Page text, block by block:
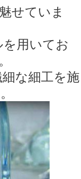
せていま
用いてお
な細工を施